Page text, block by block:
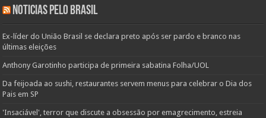
Noticias pelo Brasil
Ex-líder do União Brasil se declara preto após ser pardo e branco nas
últimas eleições
Anthony Garotinho participa de primeira sabatina Folha/UOL
Da feijoada ao sushi, restaurantes servem menus para celebrar o Dia dos
Pais em SP
'Insaciável', terror que discute a obsessão por emagrecimento, estreia